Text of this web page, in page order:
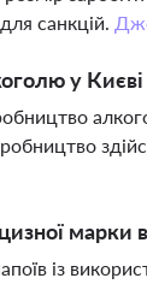
санкцій.
у Києві
марки в
із